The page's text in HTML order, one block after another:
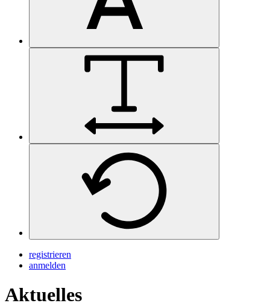
registrieren
anmelden
Aktuelles